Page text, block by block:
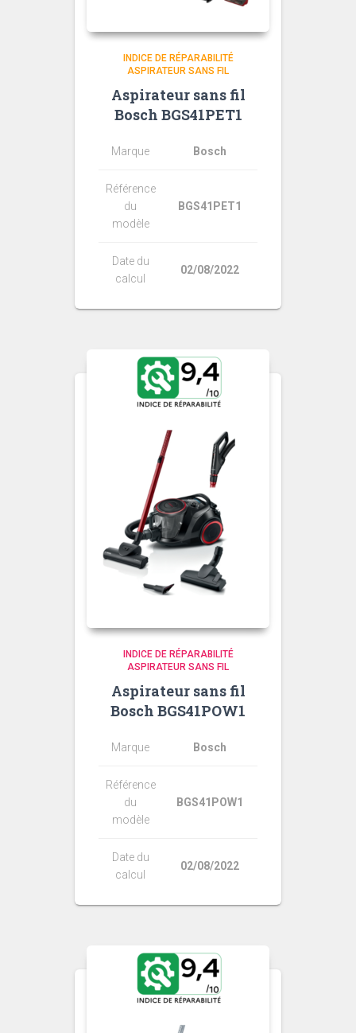
INDICE DE RÉPARABILITÉ
ASPIRATEUR SANS FIL
Aspirateur sans fil
Bosch BGS41PET1
Marque Bosch
Référence
du
modèle
BGS41PET1
Date du
calcul
02/08/2022
INDICE DE RÉPARABILITÉ
ASPIRATEUR SANS FIL
Aspirateur sans fil
Bosch BGS41POW1
Marque Bosch
Référence
du
modèle
BGS41POW1
Date du
calcul
02/08/2022